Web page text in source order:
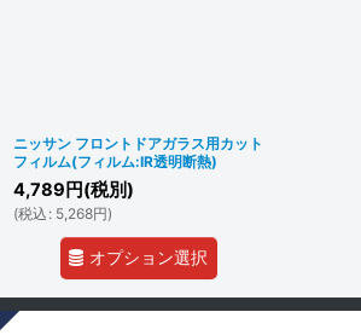
ニッサン フロントドアガラス用カット
フィルム(フィルム:IR透明断熱)
4,789 円(税別)
(税込 : 5,268円)
オプション選択